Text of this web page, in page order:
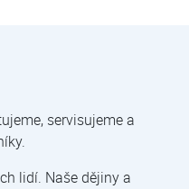
servisujeme a
lidí. Naše dějiny a